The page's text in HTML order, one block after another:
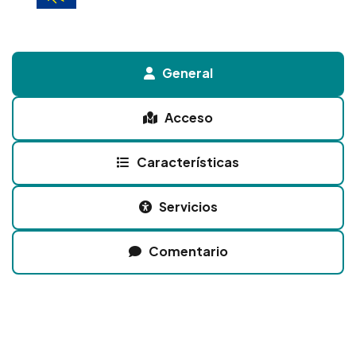
General
Acceso
Características
Servicios
Comentario